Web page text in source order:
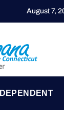
August 7,